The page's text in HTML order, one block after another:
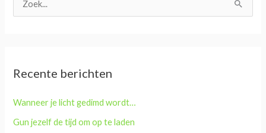
n
r
Recente berichten
Wanneer je licht gedimd wordt…
Gun jezelf de tijd om op te laden